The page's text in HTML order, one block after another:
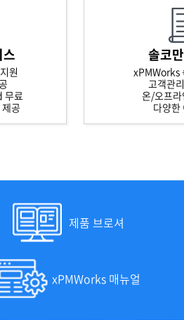
원
무료
공
솔코
xPMWorks
고객관
온/오프라
다양한
제품 브로셔
xPMWorks 매뉴얼